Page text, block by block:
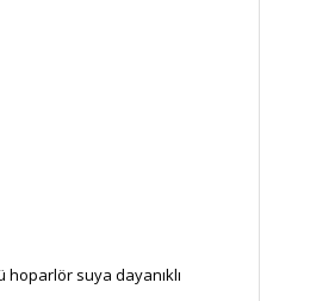
hoparlör suya dayanıklı